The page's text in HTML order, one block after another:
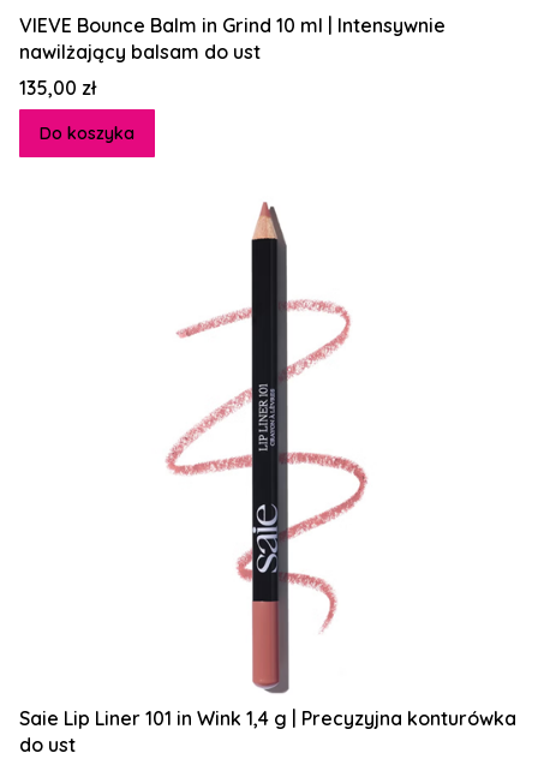
VIEVE Bounce Balm in Grind 10 ml | Intensywnie
nawilżający balsam do ust
Cena
135,00 zł
Do koszyka
Saie Lip Liner 101 in Wink 1,4 g | Precyzyjna konturówka
do ust